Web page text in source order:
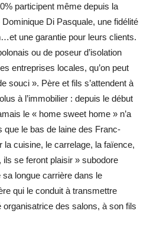
participent même depuis la
Di Pasquale, une fidélité
une garantie pour leurs clients.
ou de poseur d’isolation
entreprises locales, qu’on peut
souci ». Père et fils s’attendent à
à l’immobilier : depuis le début
le « home sweet home » n’a
le bas de laine des Franc-
cuisine, le carrelage, la faïence,
ils se feront plaisir » subodore
longue carrière dans le
qui le conduit à transmettre
des salons, à son fils